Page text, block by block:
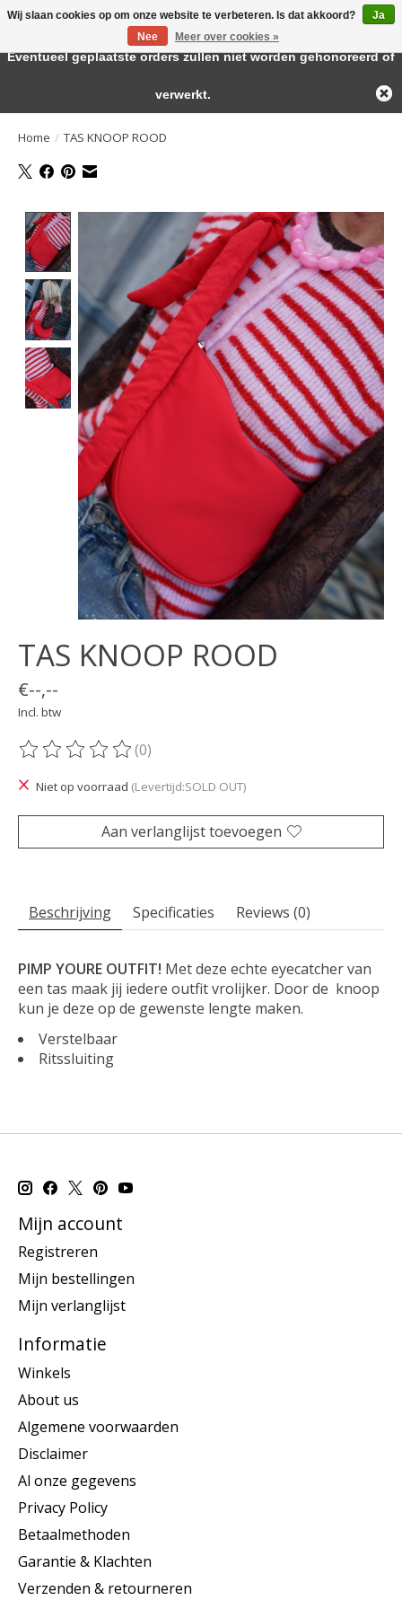
Large selection of products and fast shipping!
Home / TAS KNOOP ROOD
Product image slideshow Items
TAS KNOOP ROOD
€--,--
Incl. btw
De beoordeling van dit product is
(0)
Niet op voorraad (Levertijd:SOLD OUT)
Aan verlanglijst toevoegen
Beschrijving Specificaties Reviews (0)
PIMP YOURE OUTFIT! Met deze echte eyecatcher van
een tas maak jij iedere outfit vrolijker. Door de knoop
kun je deze op de gewenste lengte maken.
Verstelbaar
Ritssluiting
Mijn account
Registreren
Mijn bestellingen
Mijn verlanglijst
Informatie
Winkels
About us
Algemene voorwaarden
Disclaimer
Al onze gegevens
Privacy Policy
Betaalmethoden
Garantie & Klachten
Verzenden & retourneren
Wij slaan cookies op om onze website te verbeteren. Is dat akkoord?
Ja
Nee
Meer over cookies »
← Keer terug naar de backofficeDeze winkel is in aanbouw.
Eventueel geplaatste orders zullen niet worden gehonoreerd of
verwerkt.